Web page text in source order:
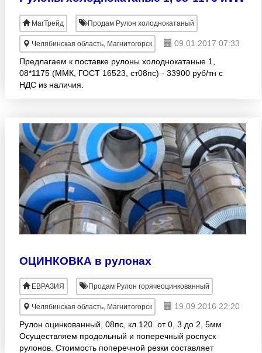
МагТрейд Продам Рулон холоднокатаный
Челябинская область, Магнитогорск
09.01.2017 07:33
Предлагаем к поставке рулоны холоднокатаные 1,
08*1175 (ММК, ГОСТ 16523, ст08пс) - 33900 руб/тн с
НДС из наличия.
ОЦИНКОВКА в рулонах
ЕВРАЗИЯ Продам Рулон горячеоцинкованный
Челябинская область, Магнитогорск
19.09.2016 22:20
Рулон оцинкованный, 08пс, кл.120. от 0, 3 до 2, 5мм
Осуществляем продольный и поперечный роспуск
рулонов. Стоимость поперечной резки составляет